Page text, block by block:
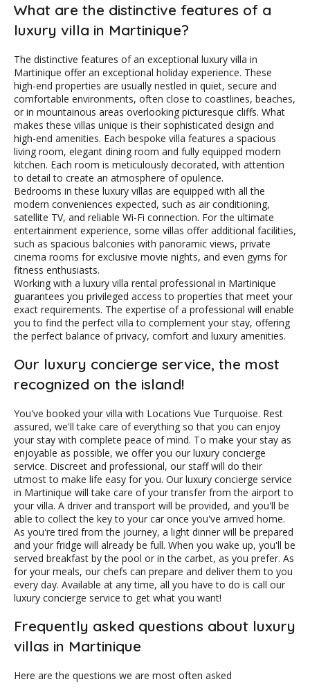
What are the distinctive features of a
luxury villa in Martinique?
The distinctive features of an exceptional luxury villa in
Martinique offer an exceptional holiday experience. These
high-end properties are usually nestled in quiet, secure and
comfortable environments, often close to coastlines, beaches,
or in mountainous areas overlooking picturesque cliffs. What
makes these villas unique is their sophisticated design and
high-end amenities. Each bespoke villa features a spacious
living room, elegant dining room and fully equipped modern
kitchen. Each room is meticulously decorated, with attention
to detail to create an atmosphere of opulence.
Bedrooms in these luxury villas are equipped with all the
modern conveniences expected, such as air conditioning,
satellite TV, and reliable Wi-Fi connection. For the ultimate
entertainment experience, some villas offer additional facilities,
such as spacious balconies with panoramic views, private
cinema rooms for exclusive movie nights, and even gyms for
fitness enthusiasts.
Working with a luxury villa rental professional in Martinique
guarantees you privileged access to properties that meet your
exact requirements. The expertise of a professional will enable
you to find the perfect villa to complement your stay, offering
the perfect balance of privacy, comfort and luxury amenities.
Our luxury concierge service, the most
recognized on the island!
You've booked your villa with Locations Vue Turquoise. Rest
assured, we'll take care of everything so that you can enjoy
your stay with complete peace of mind. To make your stay as
enjoyable as possible, we offer you our luxury concierge
service. Discreet and professional, our staff will do their
utmost to make life easy for you. Our luxury concierge service
in Martinique will take care of your transfer from the airport to
your villa. A driver and transport will be provided, and you'll be
able to collect the key to your car once you've arrived home.
As you're tired from the journey, a light dinner will be prepared
and your fridge will already be full. When you wake up, you'll be
served breakfast by the pool or in the carbet, as you prefer. As
for your meals, our chefs can prepare and deliver them to you
every day. Available at any time, all you have to do is call our
luxury concierge service to get what you want!
Frequently asked questions about luxury
villas in Martinique
Here are the questions we are most often asked